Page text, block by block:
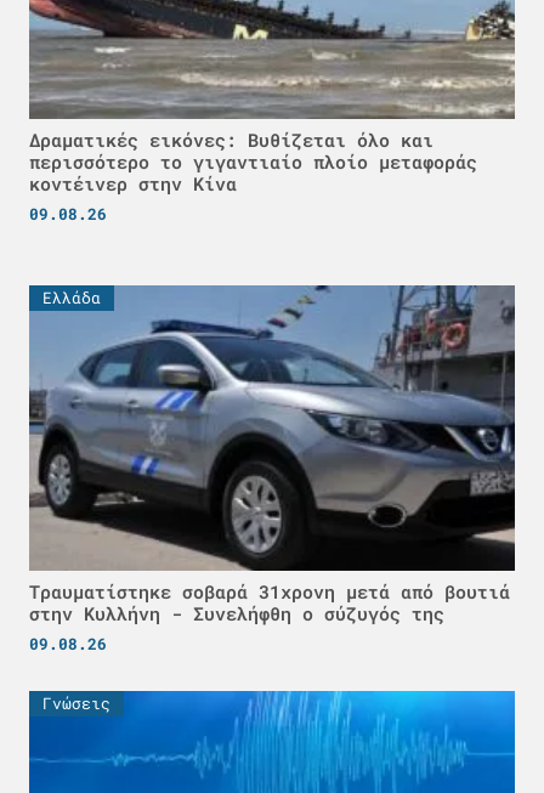
Δραματικές εικόνες: Βυθίζεται όλο και
περισσότερο το γιγαντιαίο πλοίο μεταφοράς
κοντέινερ στην Κίνα
09.08.26
Ελλάδα
Τραυματίστηκε σοβαρά 31χρονη μετά από βουτιά
στην Κυλλήνη - Συνελήφθη ο σύζυγός της
09.08.26
Γνώσεις